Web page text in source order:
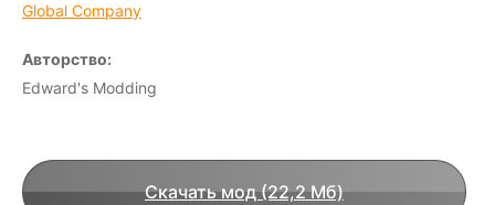
Global Company
Авторство:
Edward's Modding
Скачать мод (22,2 Мб)